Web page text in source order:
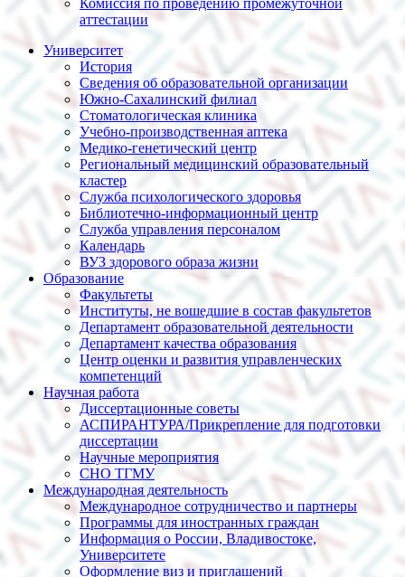
Комиссия по проведению промежуточной
аттестации
Университет
История
Сведения об образовательной организации
Южно-Сахалинский филиал
Стоматологическая клиника
Учебно-производственная аптека
Медико-генетический центр
Региональный медицинский образовательный
кластер
Служба психологического здоровья
Библиотечно-информационный центр
Служба управления персоналом
Календарь
ВУЗ здорового образа жизни
Образование
Факультеты
Институты, не вошедшие в состав факультетов
Департамент образовательной деятельности
Департамент качества образования
Центр оценки и развития управленческих
компетенций
Научная работа
Диссертационные советы
АСПИРАНТУРА/Прикрепление для подготовки
диссертации
Научные мероприятия
СНО ТГМУ
Международная деятельность
Международное сотрудничество и партнеры
Программы для иностранных граждан
Информация о России, Владивостоке,
Университете
Оформление виз и приглашений